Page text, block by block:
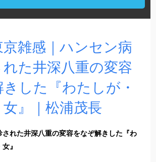
雑感｜ハンセン病
れた井深八重の変容
した『わたしが・
』｜松浦茂長
れた井深八重の変容をなぞ解きした『わ
』